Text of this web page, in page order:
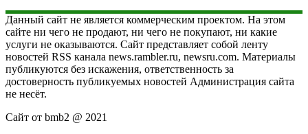
Данный сайт не является коммерческим проектом. На этом
сайте ни чего не продают, ни чего не покупают, ни какие
услуги не оказываются. Сайт представляет собой ленту
новостей RSS канала news.rambler.ru, newsru.com. Материалы
публикуются без искажения, ответственность за
достоверность публикуемых новостей Администрация сайта
не несёт.
Сайт от bmb2 @ 2021